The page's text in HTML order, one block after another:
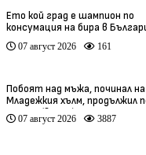
Ето кой град е шампион по
консумация на бира в
07 август 2026 161
Побоят над мъжа, починал на
Младежкия хълм, продължил
от час (видео)
07 август 2026 3887